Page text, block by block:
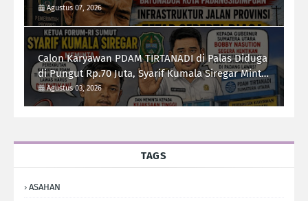
Rahmad Taufik Dalimunthe Desak Gubernur
Sumut "Turun Tangan"
Agustus 07, 2026
Calon Karyawan PDAM TIRTANADI di Palas Diduga
di Pungut Rp.70 Juta, Syarif Kumala Siregar Minta
Kejati Sumut Usut Tuntas
Agustus 03, 2026
TAGS
ASAHAN